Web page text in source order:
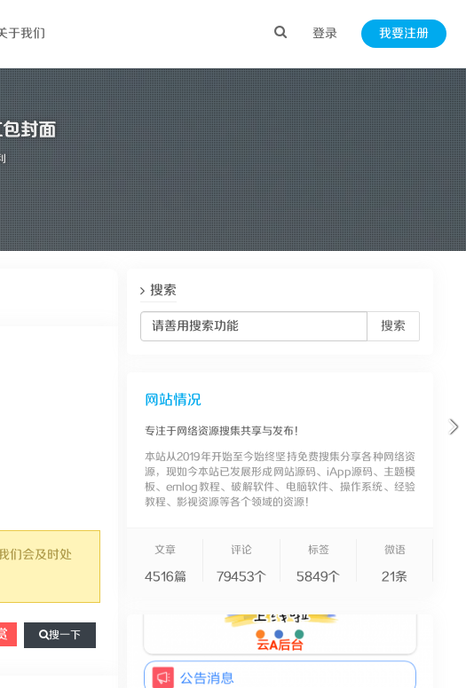
登录 我要注册
于我们
封面
们会及时处
搜一下
搜索
搜索
网站情况
专注于网络资源搜集共享与发布！
本站从2019年开始至今始终坚持免费搜集分享各种网络资
源，现如今本站已发展形成网站源码、iApp源码、主题模
板、emlog教程、破解软件、电脑软件、操作系统、经验
教程、影视资源等各个领域的资源！
文章
4516篇
评论
79453个
标签
5849个
微语
21条